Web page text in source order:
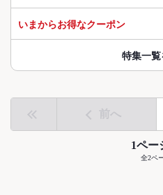
いまからお得なクーポン
特集一
前へ
1ペー
全2ペ